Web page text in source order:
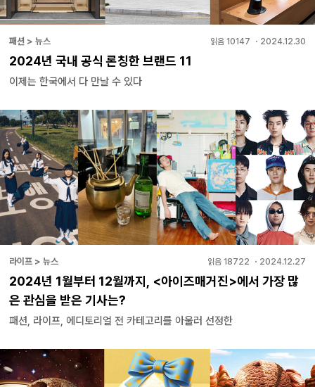
패션 > 뉴스 읽음 10147 ・ 2024.12.30
2024년 국내 공식 론칭한 브랜드 11
이제는 한국에서 다 만날 수 있다
라이프 > 뉴스 읽음 18722 ・ 2024.12.27
2024년 1월부터 12월까지, <아이즈매거진>에서 가장 많
은 관심을 받은 기사는?
패션, 라이프, 에디토리얼 전 카테고리를 아울러 선정한